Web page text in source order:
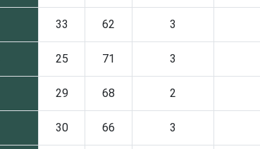
33 62 3
25 71 3
29 68 2
30 66 3